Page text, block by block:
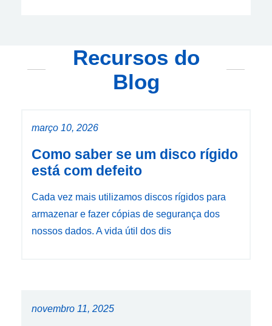
Recursos do
Blog
março 10, 2026
Como saber se um disco rígido
está com defeito
Cada vez mais utilizamos discos rígidos para
armazenar e fazer cópias de segurança dos
nossos dados. A vida útil dos dis
novembro 11, 2025